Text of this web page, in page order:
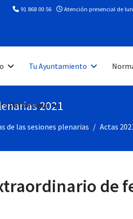
91 868 00 56 Atención presencial de
Tu Ayuntamiento
y Patrimonio2021
de las sesiones plenarias Actas
de